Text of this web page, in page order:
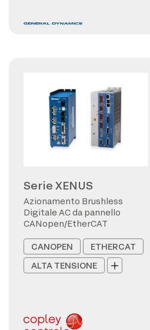
Serie XENUS
Azionamento Brushless
Digitale AC da pannello
CANopen/EtherCAT
CANOPEN
ETHERCAT
ALTA TENSIONE